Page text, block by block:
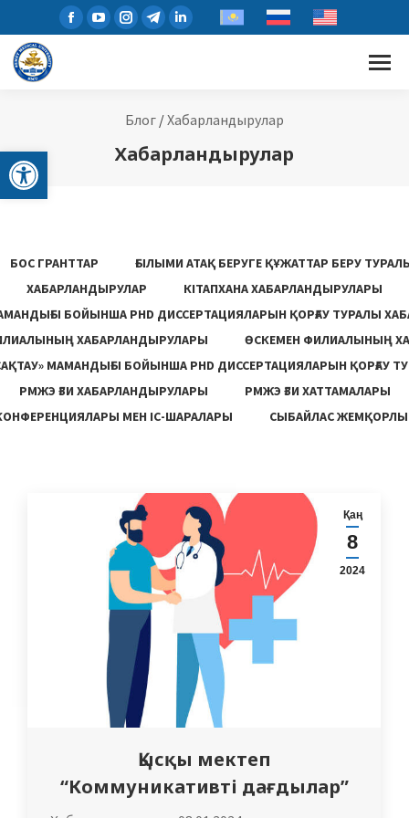
Open toolbar
Блог /Хабарландырулар
Хабарландырулар
БОС ГРАНТТАР
ҒЫЛЫМИ АТАҚ БЕРУГЕ ҚҰЖАТТАР БЕРУ
ХАБАРЛАНДЫРУЛАР
КІТАПХАНА ХАБАРЛАНДЫРУЛАРЫ
БОЙЫНША PHD ДИССЕРТАЦИЯЛАРЫН ҚОРҒАУ ТУРАЛЫ
ХАБАРЛАНДЫРУЛАРЫ
ӨСКЕМЕН ФИЛИАЛЫНЫҢ
МАМАНДЫҒЫ БОЙЫНША PHD ДИССЕРТАЦИЯЛАРЫН ҚОРҒАУ
РМЖЭ ҒЗИ ХАБАРЛАНДЫРУЛАРЫ
РМЖЭ ҒЗИ ХАТТАМАЛАРЫ
МЕН ІС-ШАРАЛАРЫ
СЫБАЙЛАС
Қаң
8
2024
Қысқы мектеп
“Коммуникативті дағдылар”